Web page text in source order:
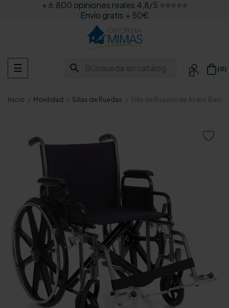
+ 6.800 opiniones reales 4,8/5 ⭐⭐⭐⭐⭐
Envío gratis + 50€
search  (0)
Navegación
de
☰
Inicio Movilidad Sillas de Ruedas Silla de Ruedas de Acero
